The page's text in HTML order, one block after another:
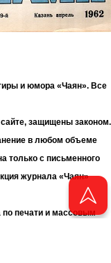
и юмора «Чаян». Все
защищены законом.
в любом объеме
только с письменного
журнала «Чаян»
по печати и массовым